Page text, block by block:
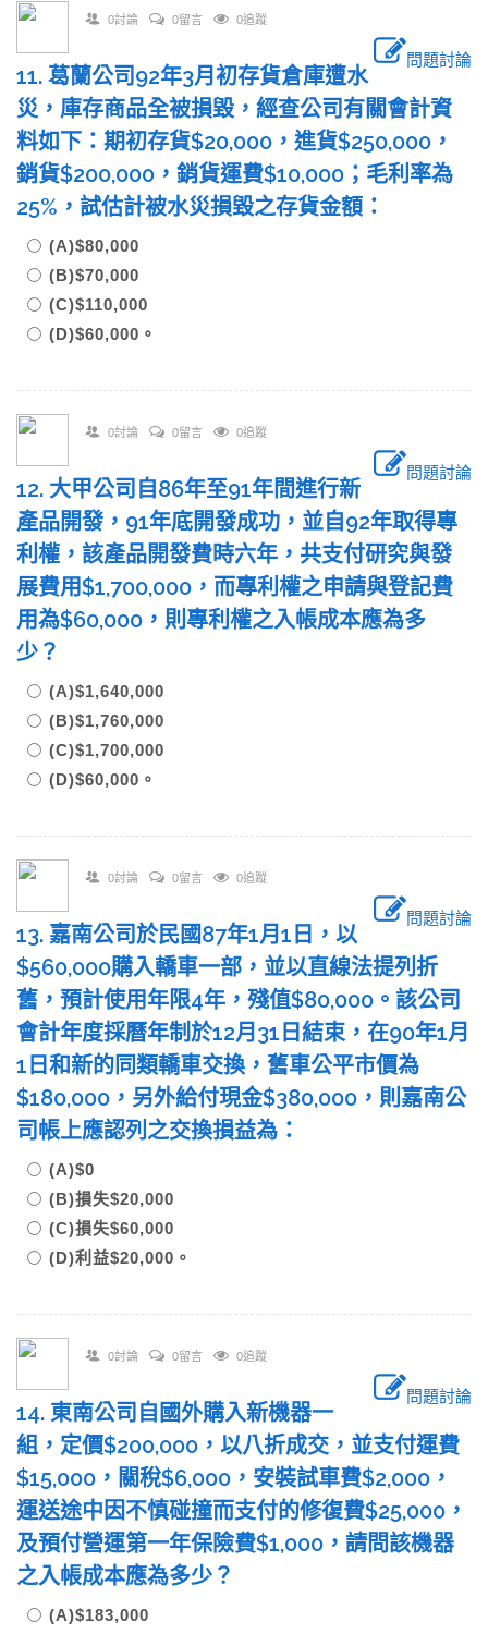
0討論 0留言 0追蹤
問題討論
11. 葛蘭公司92年3月初存貨倉庫遭水
災，庫存商品全被損毀，經查公司有關會計資
料如下：期初存貨$20,000，進貨$250,000，
銷貨$200,000，銷貨運費$10,000；毛利率為
25%，試估計被水災損毀之存貨金額：
(A)$80,000
(B)$70,000
(C)$110,000
(D)$60,000。
0討論 0留言 0追蹤
問題討論
12. 大甲公司自86年至91年間進行新
產品開發，91年底開發成功，並自92年取得專
利權，該產品開發費時六年，共支付研究與發
展費用$1,700,000，而專利權之申請與登記費
用為$60,000，則專利權之入帳成本應為多
少？
(A)$1,640,000
(B)$1,760,000
(C)$1,700,000
(D)$60,000。
0討論 0留言 0追蹤
問題討論
13. 嘉南公司於民國87年1月1日，以
$560,000購入轎車一部，並以直線法提列折
舊，預計使用年限4年，殘值$80,000。該公司
會計年度採曆年制於12月31日結束，在90年1月
1日和新的同類轎車交換，舊車公平市價為
$180,000，另外給付現金$380,000，則嘉南公
司帳上應認列之交換損益為：
(A)$0
(B)損失$20,000
(C)損失$60,000
(D)利益$20,000。
0討論 0留言 0追蹤
問題討論
14. 東南公司自國外購入新機器一
組，定價$200,000，以八折成交，並支付運費
$15,000，關稅$6,000，安裝試車費$2,000，
運送途中因不慎碰撞而支付的修復費$25,000，
及預付營運第一年保險費$1,000，請問該機器
之入帳成本應為多少？
(A)$183,000